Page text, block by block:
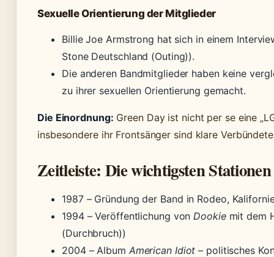
Sexuelle Orientierung der Mitglieder
Billie Joe Armstrong hat sich in einem
Stone Deutschland (Outing)).
Die anderen Bandmitglieder haben keine
zu ihrer sexuellen Orientierung gemacht.
Die Einordnung: Green Day ist nicht per se eine
insbesondere ihr Frontsänger sind klare
Zeitleiste: Die wichtigsten Stationen
1987– Gründung der Band in Rodeo,
1994– Veröffentlichung vonDookiemit dem
(Durchbruch))
2004– Album American Idiot – politisches